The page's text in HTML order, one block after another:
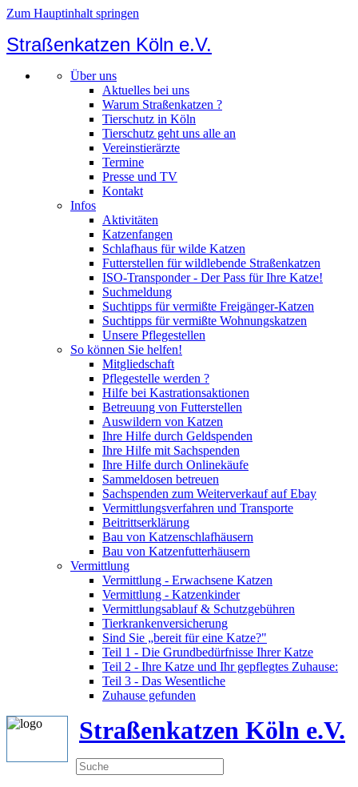
Zum Hauptinhalt springen
Straßenkatzen Köln e.V.
Über uns
Aktuelles bei uns
Warum Straßenkatzen ?
Tierschutz in Köln
Tierschutz geht uns alle an
Vereinstierärzte
Termine
Presse und TV
Kontakt
Infos
Aktivitäten
Katzenfangen
Schlafhaus für wilde Katzen
Futterstellen für wildlebende Straßenkatzen
ISO-Transponder - Der Pass für Ihre Katze!
Suchmeldung
Suchtipps für vermißte Freigänger-Katzen
Suchtipps für vermißte Wohnungskatzen
Unsere Pflegestellen
So können Sie helfen!
Mitgliedschaft
Pflegestelle werden ?
Hilfe bei Kastrationsaktionen
Betreuung von Futterstellen
Auswildern von Katzen
Ihre Hilfe durch Geldspenden
Ihre Hilfe mit Sachspenden
Ihre Hilfe durch Onlinekäufe
Sammeldosen betreuen
Sachspenden zum Weiterverkauf auf Ebay
Vermittlungsverfahren und Transporte
Beitrittserklärung
Bau von Katzenschlafhäusern
Bau von Katzenfutterhäusern
Vermittlung
Vermittlung - Erwachsene Katzen
Vermittlung - Katzenkinder
Vermittlungsablauf & Schutzgebühren
Tierkrankenversicherung
Sind Sie „bereit für eine Katze?"
Teil 1 - Die Grundbedürfnisse Ihrer Katze
Teil 2 - Ihre Katze und Ihr gepflegtes Zuhause:
Teil 3 - Das Wesentliche
Zuhause gefunden
Straßenkatzen Köln e.V.